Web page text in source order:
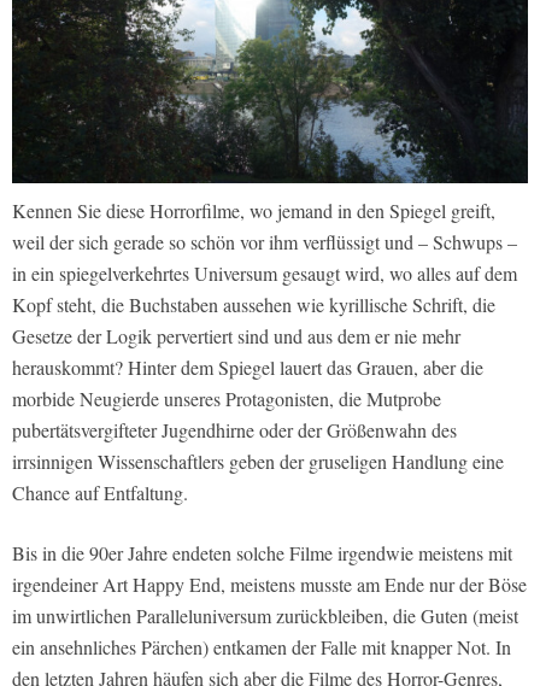
Kennen Sie diese Horrorfilme, wo jemand in den Spiegel greift,
weil der sich gerade so schön vor ihm verflüssigt und – Schwups –
in ein spiegelverkehrtes Universum gesaugt wird, wo alles auf dem
Kopf steht, die Buchstaben aussehen wie kyrillische Schrift, die
Gesetze der Logik pervertiert sind und aus dem er nie mehr
herauskommt? Hinter dem Spiegel lauert das Grauen, aber die
morbide Neugierde unseres Protagonisten, die Mutprobe
pubertätsvergifteter Jugendhirne oder der Größenwahn des
irrsinnigen Wissenschaftlers geben der gruseligen Handlung eine
Chance auf Entfaltung.
Bis in die 90er Jahre endeten solche Filme irgendwie meistens mit
irgendeiner Art Happy End, meistens musste am Ende nur der Böse
im unwirtlichen Paralleluniversum zurückbleiben, die Guten (meist
ein ansehnliches Pärchen) entkamen der Falle mit knapper Not. In
den letzten Jahren häufen sich aber die Filme des Horror-Genres,